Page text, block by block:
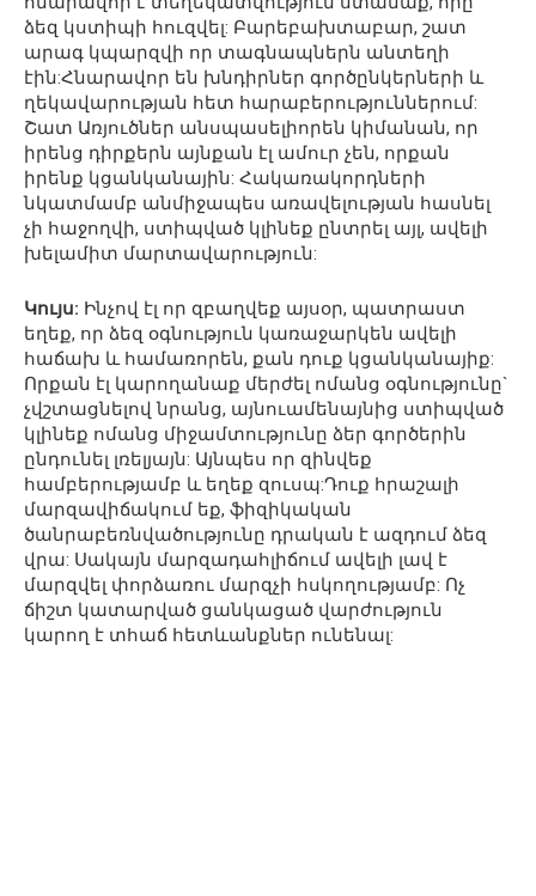
ձեզ կստիպի հուզվել: Բարեբախտաբար, շատ
արագ կպարզվի որ տագնապներն անտեղի
էին:Հնարավոր են խնդիրներ գործընկերների և
ղեկավարության հետ հարաբերություններում:
Շատ Առյուծներ անսպասելիորեն կիմանան, որ
իրենց դիրքերն այնքան էլ ամուր չեն, որքան
իրենք կցանկանային: Հակառակորդների
նկատմամբ անմիջապես առավելության հասնել
չի հաջողվի, ստիպված կլինեք ընտրել այլ, ավելի
խելամիտ մարտավարություն:
Կույս: Ինչով էլ որ զբաղվեք այսօր, պատրաստ
եղեք, որ ձեզ օգնություն կառաջարկեն ավելի
հաճախ և համառորեն, քան դուք կցանկանայիք:
Որքան էլ կարողանաք մերժել ոմանց օգնությունը`
չվշտացնելով նրանց, այնուամենայնից ստիպված
կլինեք ոմանց միջամտությունը ձեր գործերին
ընդունել լռելյայն: Այնպես որ զինվեք
համբերությամբ և եղեք զուսպ:Դուք հրաշալի
մարզավիճակում եք, ֆիզիկական
ծանրաբեռնվածությունը դրական է ազդում ձեզ
վրա: Սակայն մարզադահլիճում ավելի լավ է
մարզվել փորձառու մարզչի հսկողությամբ: Ոչ
ճիշտ կատարված ցանկացած վարժություն
կարող է տհաճ հետևանքներ ունենալ: